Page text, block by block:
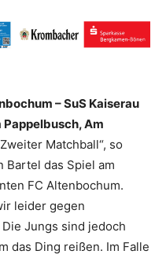
– SuS Kaiserau
Pappelbusch, Am
Matchball“, so
Bartel das Spiel am
FC Altenbochum.
leider gegen
Jungs sind jedoch
das Ding reißen. Im Falle